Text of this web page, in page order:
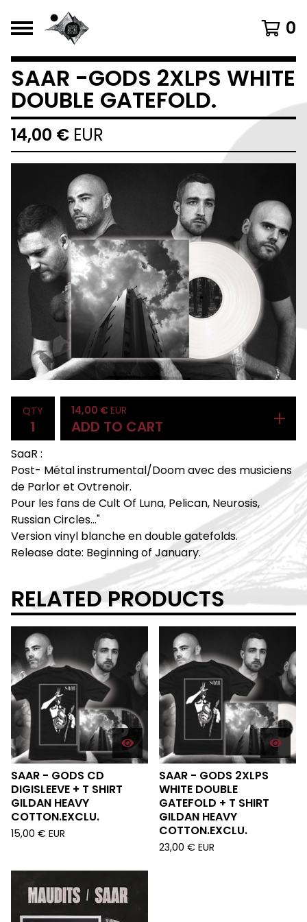
0
SAAR -GODS 2XLPS WHITE
DOUBLE GATEFOLD.
14,00 € EUR
QTY 14,00 € EUR
ADD TO CART
SaaR :
Post- Métal instrumental/Doom avec des musiciens
de Parlor et Ovtrenoir.
Pour les fans de Cult Of Luna, Pelican, Neurosis,
Russian Circles…"
Version vinyl blanche en double gatefolds.
Release date: Beginning of January.
RELATED PRODUCTS
SAAR - GODS CD
DIGISLEEVE + T SHIRT
GILDAN HEAVY
COTTON.EXCLU.
15,00 € EUR
SAAR - GODS 2XLPS
WHITE DOUBLE
GATEFOLD + T SHIRT
GILDAN HEAVY
COTTON.EXCLU.
23,00 € EUR